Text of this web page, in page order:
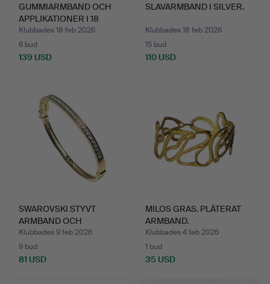
GUMMIARMBAND OCH
APPLIKATIONER I 18
KARAT …
Klubbades 18 feb 2026
6 bud
139 USD
SLAVARMBAND I SILVER.
Klubbades 18 feb 2026
15 bud
110 USD
SWAROVSKI STYVT
ARMBAND OCH
CENTRALA ZIRKO…
Klubbades 9 feb 2026
9 bud
81 USD
MILOS GRAS. PLÄTERAT
ARMBAND.
Klubbades 4 feb 2026
1 bud
35 USD